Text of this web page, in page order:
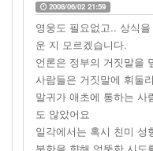
2008/06/02 21:59
영웅도 필요없고.. 상식
운 지 모르겠습니다.
언론은 정부의 거짓말을
사람들은 거짓말에 휘둘
말귀가 애초에 통하는 사
도 않았어요
일각에서는 혹시 친미 성